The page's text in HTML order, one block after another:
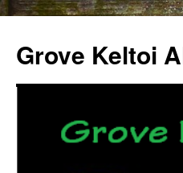
Grove Keltoi